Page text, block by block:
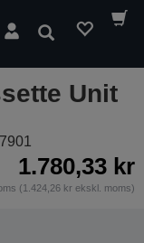
Søg
Unit
1.780,33 kr
(1.424,26 kr ekskl. moms)